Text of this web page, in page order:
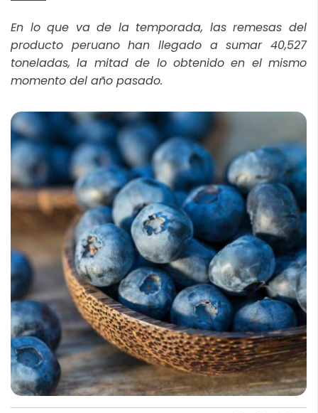
En lo que va de la temporada, las remesas del
producto peruano han llegado a sumar 40,527
toneladas, la mitad de lo obtenido en el mismo
momento del año pasado.